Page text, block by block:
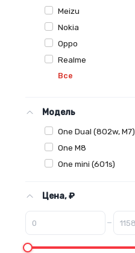
Meizu
Nokia
Oppo
Realme
Все
Модель
One Dual (802w, M7)
One M8
One mini (601s)
Цена, ₽
–